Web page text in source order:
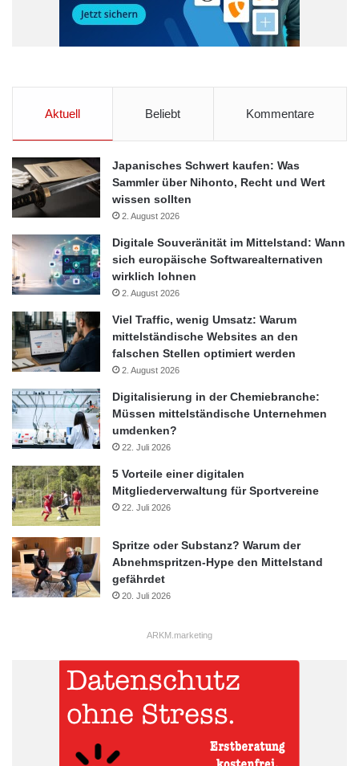
Aktuell Beliebt Kommentare
Japanisches Schwert kaufen: Was
Sammler über Nihonto, Recht und Wert
wissen sollten
2. August 2026
Digitale Souveränität im Mittelstand: Wann
sich europäische Softwarealternativen
wirklich lohnen
2. August 2026
Viel Traffic, wenig Umsatz: Warum
mittelständische Websites an den
falschen Stellen optimiert werden
2. August 2026
Digitalisierung in der Chemiebranche:
Müssen mittelständische Unternehmen
umdenken?
22. Juli 2026
5 Vorteile einer digitalen
Mitgliederverwaltung für Sportvereine
22. Juli 2026
Spritze oder Substanz? Warum der
Abnehmspritzen-Hype den Mittelstand
gefährdet
20. Juli 2026
ARKM.marketing